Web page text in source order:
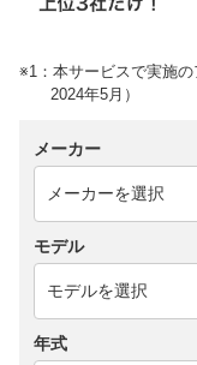
※1：本サービスで実施
2024年5月）
メーカー
モデル
年式